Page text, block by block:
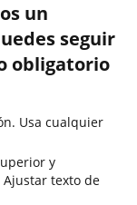
un
seguir
obligatorio
Usa cualquier
y
texto de